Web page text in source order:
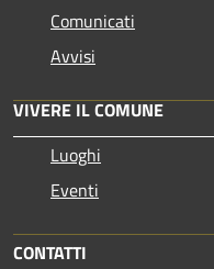
Comunicati
Avvisi
VIVERE IL COMUNE
Luoghi
Eventi
CONTATTI